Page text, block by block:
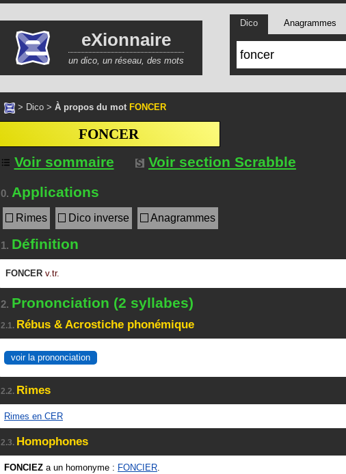
eXionnaire
un dico, un réseau, des mots
Dico Anagrammes
> Dico > À propos du mot FONCER
FONCER
Voir sommaire
Voir section Scrabble
0. Applications
Rimes Dico inverse Anagrammes
1. Définition
FONCER v.tr.
2. Prononciation (2 syllabes)
2.1. Rébus & Acrostiche phonémique
voir la prononciation
2.2. Rimes
Rimes en CER
2.3. Homophones
FONCIEZ a un homonyme : FONCIER.